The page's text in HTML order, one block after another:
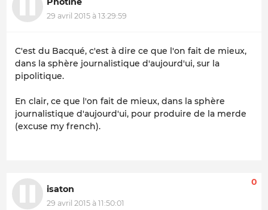
29 avril 2015 à 13:29:59
C'est du Bacqué, c'est à dire ce que l'on fait de mieux,
dans la sphère journalistique d'aujourd'ui, sur la
pipolitique.
En clair, ce que l'on fait de mieux, dans la sphère
journalistique d'aujourd'ui, pour produire de la merde
(excuse my french).
isaton
29 avril 2015 à 11:50:01
0